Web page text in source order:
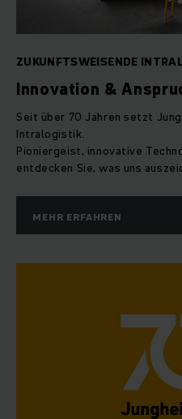
ZUKUNFTSWEISENDE
Innovation &
Seit über 70 Jahren setzt
Intralogistik.
Pioniergeist, innovative
entdecken Sie, was uns
MEHR ERFAHREN